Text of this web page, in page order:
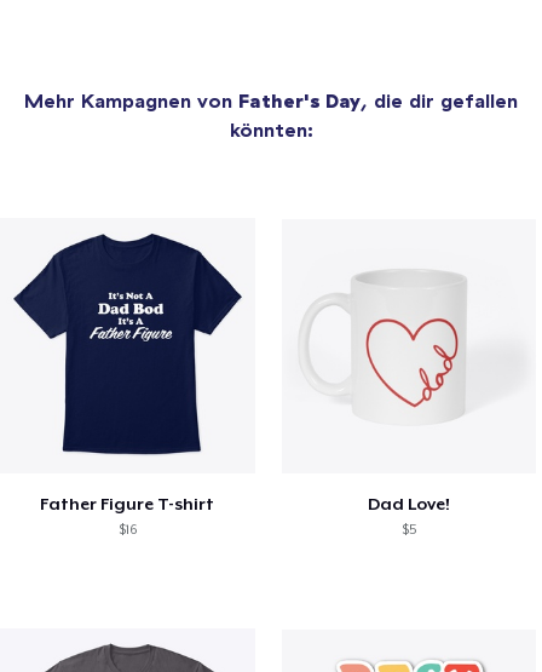
Mehr Kampagnen von Father's Day, die dir gefallen
könnten:
Father Figure T-shirt
$16
Dad Love!
$5